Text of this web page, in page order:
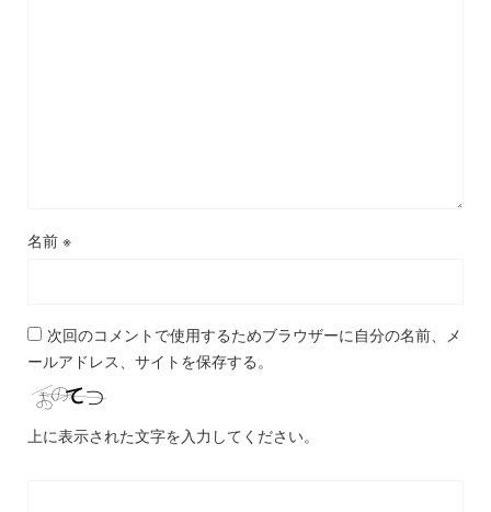
名前 ※
次回のコメントで使用するためブラウザーに自分の名前、メ
ールアドレス、サイトを保存する。
上に表示された文字を入力してください。